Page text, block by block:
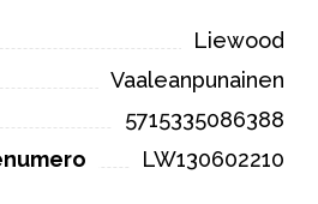
Liewood
Vaaleanpunainen
5715335086388
LW130602210